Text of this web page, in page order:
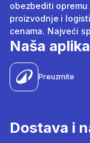
obezbediti
proizvodnje i
cenama. Najveći
Naša
Preuzmite
Dostava i